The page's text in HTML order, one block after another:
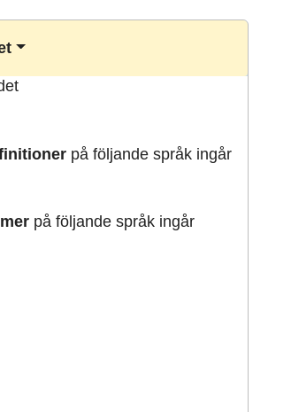
på följande språk ingår
på följande språk ingår